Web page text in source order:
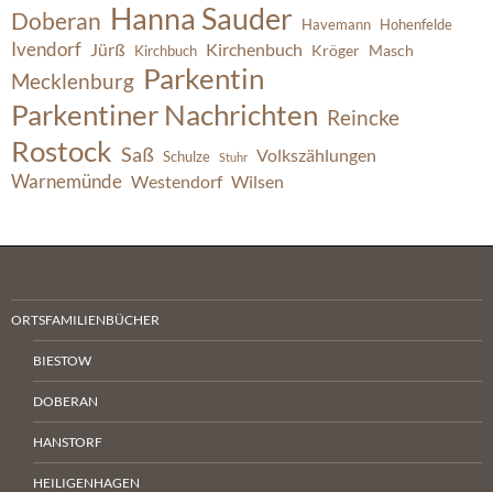
Doberan Hanna Sauder Havemann Hohenfelde
Ivendorf Jürß Kirchbuch Kirchenbuch Kröger Masch
Mecklenburg Parkentin
Parkentiner Nachrichten Reincke
Rostock Saß Schulze Stuhr Volkszählungen
Warnemünde Westendorf Wilsen
ORTSFAMILIENBÜCHER
BIESTOW
DOBERAN
HANSTORF
HEILIGENHAGEN